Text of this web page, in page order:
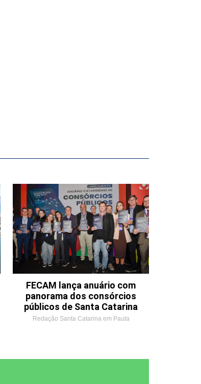
FECAM lança anuário com
panorama dos consórcios
públicos de Santa Catarina
Redação Santa Catarina em Pauta